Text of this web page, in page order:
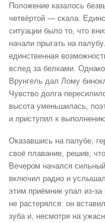
Положение казалось
четвёртой — скала.
ситуации было то, что
начали прыгать на
единственная
вслед за белками.
Врунгель дал Лому
Чувство долга
высота уменьшилась,
и приступил к
Оказавшись на палубе,
своё плавание, решив,
Вечером начался
включил радио и
этим приёмник упал из-
не растерялся: он
зуба и, несмотря на